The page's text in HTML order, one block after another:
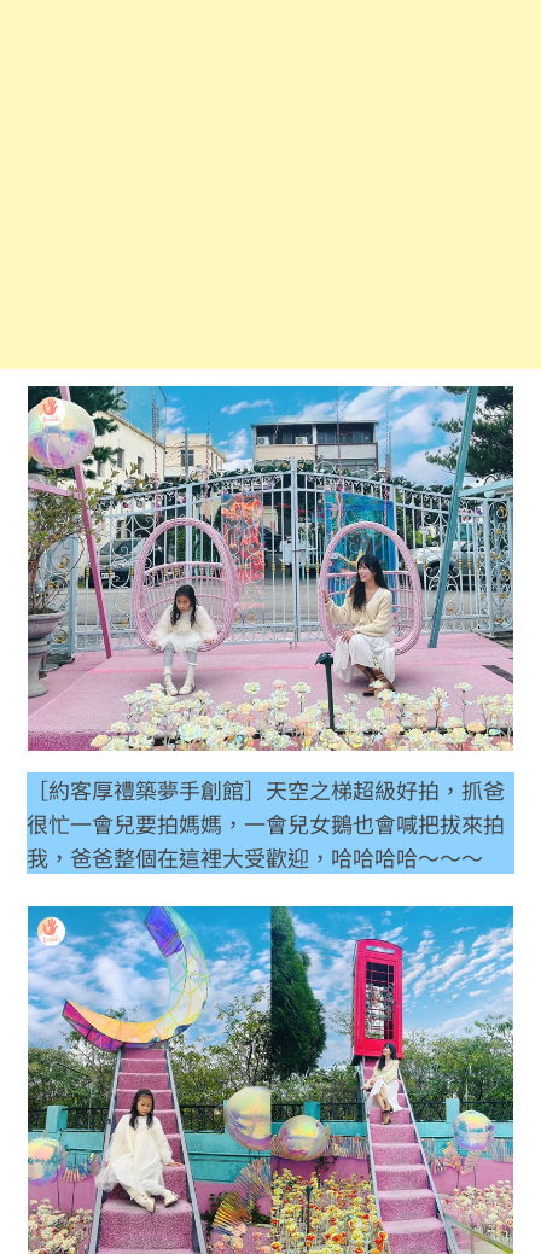
［約客厚禮築夢手創館］天空之梯超級好拍，抓爸
很忙一會兒要拍媽媽，一會兒女鵝也會喊把拔來拍
我，爸爸整個在這裡大受歡迎，哈哈哈哈～～～